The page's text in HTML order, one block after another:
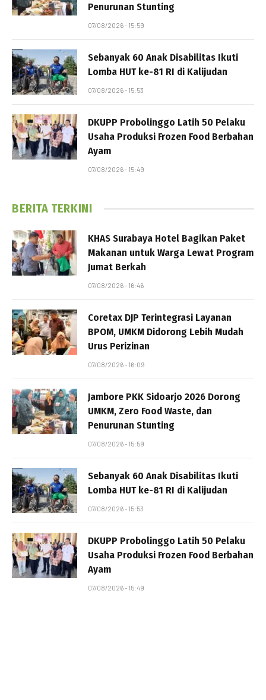
Penurunan Stunting
07/08/2026 - 15:59
Sebanyak 60 Anak Disabilitas Ikuti
Lomba HUT ke-81 RI di Kalijudan
07/08/2026 - 15:53
DKUPP Probolinggo Latih 50 Pelaku
Usaha Produksi Frozen Food Berbahan
Ayam
07/08/2026 - 15:49
BERITA TERKINI
KHAS Surabaya Hotel Bagikan Paket
Makanan untuk Warga Lewat Program
Jumat Berkah
07/08/2026 - 16:46
Coretax DJP Terintegrasi Layanan
BPOM, UMKM Didorong Lebih Mudah
Urus Perizinan
07/08/2026 - 16:09
Jambore PKK Sidoarjo 2026 Dorong
UMKM, Zero Food Waste, dan
Penurunan Stunting
07/08/2026 - 15:59
Sebanyak 60 Anak Disabilitas Ikuti
Lomba HUT ke-81 RI di Kalijudan
07/08/2026 - 15:53
DKUPP Probolinggo Latih 50 Pelaku
Usaha Produksi Frozen Food Berbahan
Ayam
07/08/2026 - 15:49